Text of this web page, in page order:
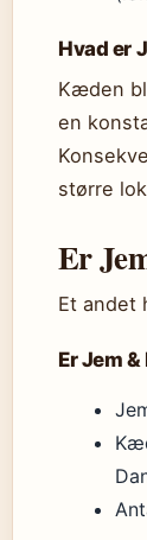
Hvad er
Kæden
en
større
Er
Et andet
Er Jem